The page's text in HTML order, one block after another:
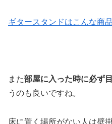
ギタースタンドはこんな商
また部屋に入った時に必ず
うのも良いですね。
床に置く場所がない人は壁